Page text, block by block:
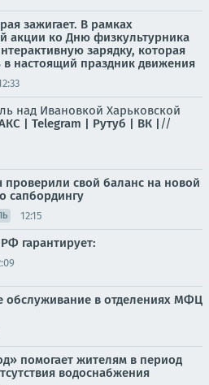
зажигает. В рамках
акции ко Дню физкультурника
зарядку, которая
в настоящий праздник движения
над Ивановкой Харьковской
| Telegram | Рутуб | ВК | //
свой баланс на новой
сапбордингу
12:15
гарантирует:
обслуживание в отделениях МФЦ
помогает жителям в период
водоснабжения